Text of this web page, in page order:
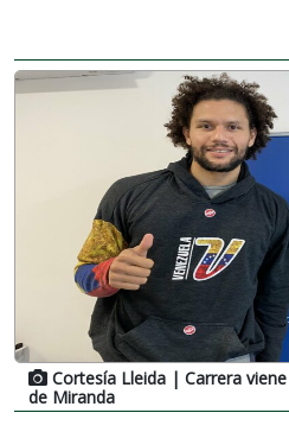
Cortesía Lleida | Carrera
de Miranda